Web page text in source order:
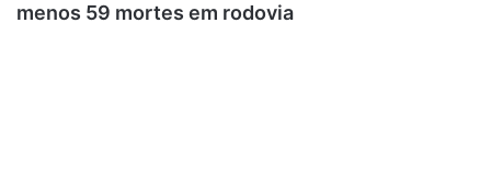
menos 59 mortes em rodovia